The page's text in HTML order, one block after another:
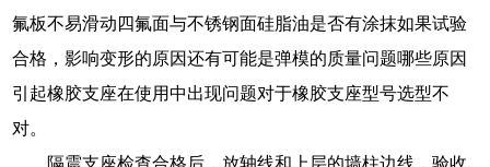
氟板不易滑动四氟面与不锈钢面硅脂油是否有涂抹如果试验
合格，影响变形的原因还有可能是弹模的质量问题哪些原因
引起橡胶支座在使用中出现问题对于橡胶支座型号选型不
对。